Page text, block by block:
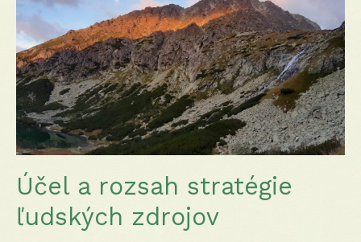
Účel a rozsah stratégie
ľudských zdrojov